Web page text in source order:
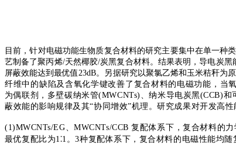
目前，针对电磁功能生物质复合材料的研究主要集中在单一种
艺制备了聚丙烯/天然椰胶/炭黑复合材料。结果表明，导电炭
屏蔽效能达到最优值23dB。另据研究以聚氯乙烯和玉米秸秆为
纤维中的缺陷及含氧化学键改善了复合材料的电磁功能，当
为偶联剂，多壁碳纳米管(MWCNTs) 、纳米导电炭黑(CCB)和
蔽效能的影响规律及其“协同增效”机理。研究成果对开发高
(1)MWCNTs/EG 、MWCNTs/CCB复配体系下，复合材料的
最优复配比为1 ⁚1 。3种复配体系下，复合材料的电磁性能均